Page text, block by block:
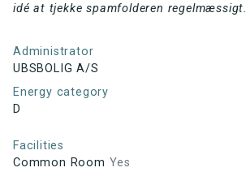
idé at tjekke spamfolderen regelmæssigt.
Administrator
UBSBOLIG A/S
Energy category
D
Facilities
Common Room Yes